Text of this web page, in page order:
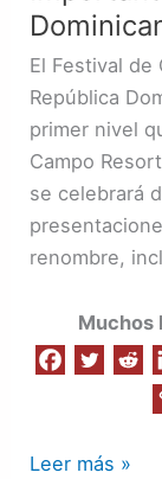
El Festival de
República
primer nivel
Campo
se celebrará
renombre,
Muchos
Casa
de
Campo
es
Considerado
uno
de
los
Eventos
Importantes
República
Leer más »